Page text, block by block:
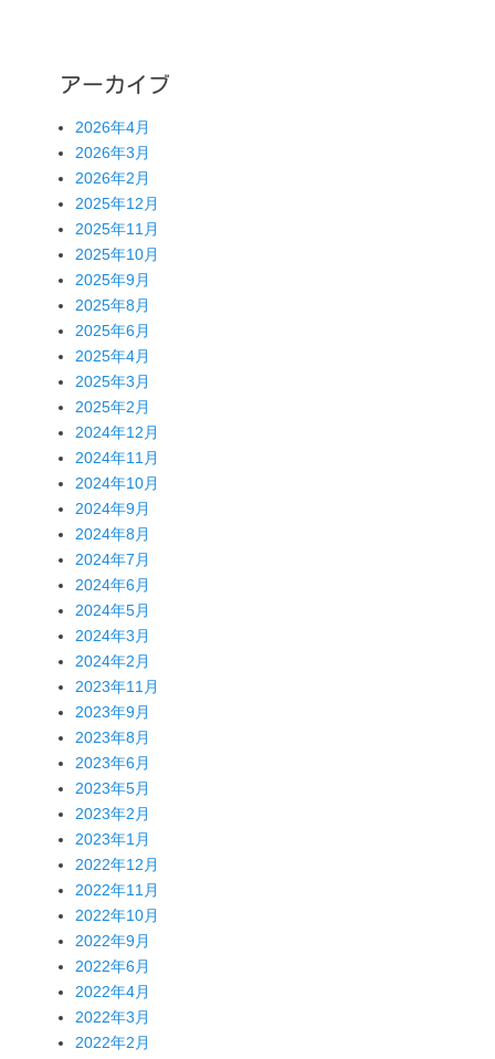
アーカイブ
2026年4月
2026年3月
2026年2月
2025年12月
2025年11月
2025年10月
2025年9月
2025年8月
2025年6月
2025年4月
2025年3月
2025年2月
2024年12月
2024年11月
2024年10月
2024年9月
2024年8月
2024年7月
2024年6月
2024年5月
2024年3月
2024年2月
2023年11月
2023年9月
2023年8月
2023年6月
2023年5月
2023年2月
2023年1月
2022年12月
2022年11月
2022年10月
2022年9月
2022年6月
2022年4月
2022年3月
2022年2月